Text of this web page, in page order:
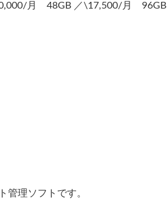
月 48GB ／\17,500/月 96GB
管理ソフトです。